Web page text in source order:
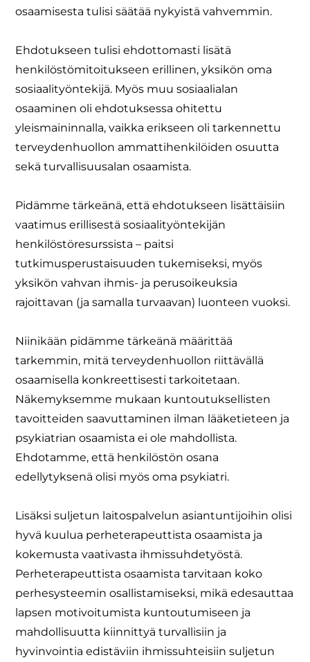
osaamisesta tulisi säätää nykyistä vahvemmin.
Ehdotukseen tulisi ehdottomasti lisätä
henkilöstömitoitukseen erillinen, yksikön oma
sosiaalityöntekijä. Myös muu sosiaalialan
osaaminen oli ehdotuksessa ohitettu
yleismaininnalla, vaikka erikseen oli tarkennettu
terveydenhuollon ammattihenkilöiden osuutta
sekä turvallisuusalan osaamista.
Pidämme tärkeänä, että ehdotukseen lisättäisiin
vaatimus erillisestä sosiaalityöntekijän
henkilöstöresurssista – paitsi
tutkimusperustaisuuden tukemiseksi, myös
yksikön vahvan ihmis- ja perusoikeuksia
rajoittavan (ja samalla turvaavan) luonteen vuoksi.
Niinikään pidämme tärkeänä määrittää
tarkemmin, mitä terveydenhuollon riittävällä
osaamisella konkreettisesti tarkoitetaan.
Näkemyksemme mukaan kuntoutuksellisten
tavoitteiden saavuttaminen ilman lääketieteen ja
psykiatrian osaamista ei ole mahdollista.
Ehdotamme, että henkilöstön osana
edellytyksenä olisi myös oma psykiatri.
Lisäksi suljetun laitospalvelun asiantuntijoihin olisi
hyvä kuulua perheterapeuttista osaamista ja
kokemusta vaativasta ihmissuhdetyöstä.
Perheterapeuttista osaamista tarvitaan koko
perhesysteemin osallistamiseksi, mikä edesauttaa
lapsen motivoitumista kuntoutumiseen ja
mahdollisuutta kiinnittyä turvallisiin ja
hyvinvointia edistäviin ihmissuhteisiin suljetun